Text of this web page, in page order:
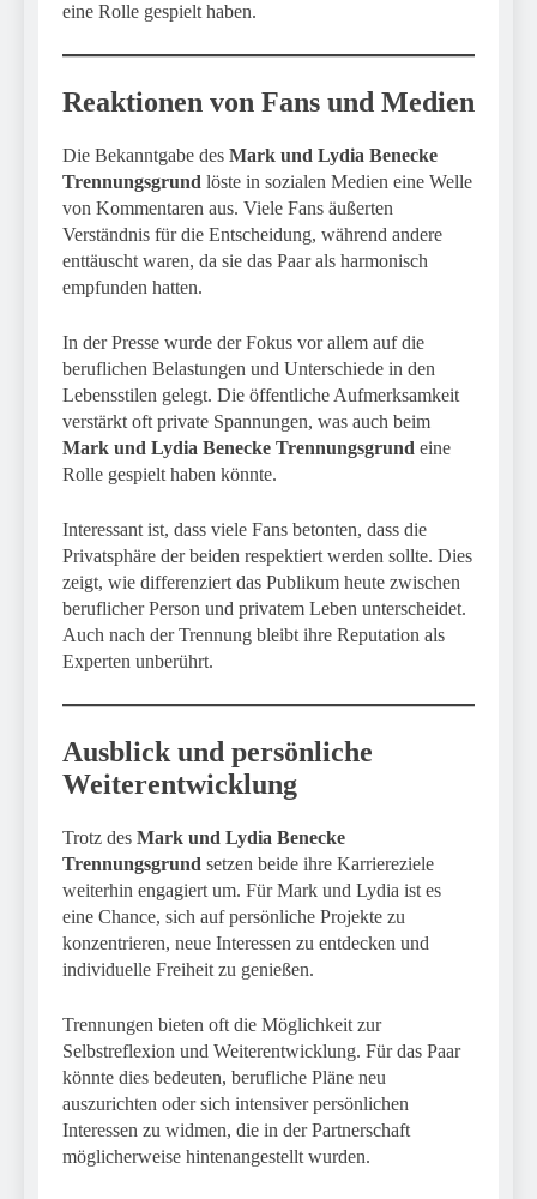
eine Rolle gespielt haben.
Reaktionen von Fans und Medien
Die Bekanntgabe des Mark und Lydia Benecke
Trennungsgrund löste in sozialen Medien eine Welle
von Kommentaren aus. Viele Fans äußerten
Verständnis für die Entscheidung, während andere
enttäuscht waren, da sie das Paar als harmonisch
empfunden hatten.
In der Presse wurde der Fokus vor allem auf die
beruflichen Belastungen und Unterschiede in den
Lebensstilen gelegt. Die öffentliche Aufmerksamkeit
verstärkt oft private Spannungen, was auch beim
Mark und Lydia Benecke Trennungsgrund eine
Rolle gespielt haben könnte.
Interessant ist, dass viele Fans betonten, dass die
Privatsphäre der beiden respektiert werden sollte. Dies
zeigt, wie differenziert das Publikum heute zwischen
beruflicher Person und privatem Leben unterscheidet.
Auch nach der Trennung bleibt ihre Reputation als
Experten unberührt.
Ausblick und persönliche
Weiterentwicklung
Trotz des Mark und Lydia Benecke
Trennungsgrund setzen beide ihre Karriereziele
weiterhin engagiert um. Für Mark und Lydia ist es
eine Chance, sich auf persönliche Projekte zu
konzentrieren, neue Interessen zu entdecken und
individuelle Freiheit zu genießen.
Trennungen bieten oft die Möglichkeit zur
Selbstreflexion und Weiterentwicklung. Für das Paar
könnte dies bedeuten, berufliche Pläne neu
auszurichten oder sich intensiver persönlichen
Interessen zu widmen, die in der Partnerschaft
möglicherweise hintenangestellt wurden.